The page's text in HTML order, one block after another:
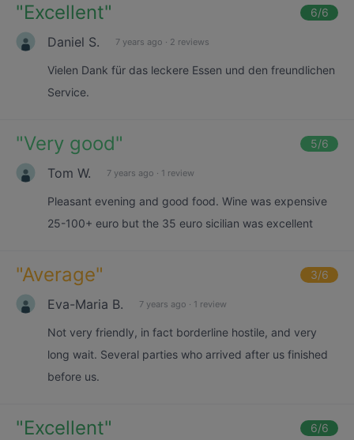
"Excellent" 6/6
Daniel S. 7 years ago · 2 reviews
Vielen Dank für das leckere Essen und den freundlichen
Service.
"Very good" 5/6
Tom W. 7 years ago · 1 review
Pleasant evening and good food. Wine was expensive
25-100+ euro but the 35 euro sicilian was excellent
"Average" 3/6
Eva-Maria B. 7 years ago · 1 review
Not very friendly, in fact borderline hostile, and very
long wait. Several parties who arrived after us finished
before us.
"Excellent" 6/6